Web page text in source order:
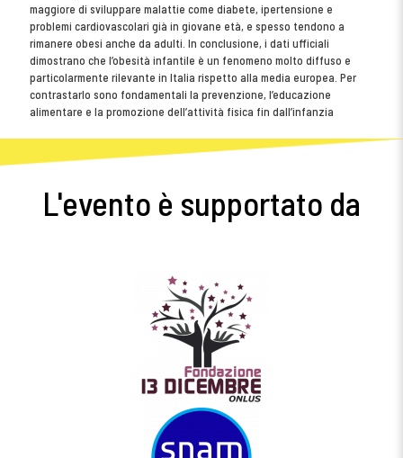
maggiore di sviluppare malattie come diabete, ipertensione e
problemi cardiovascolari già in giovane età, e spesso tendono a
rimanere obesi anche da adulti. In conclusione, i dati ufficiali
dimostrano che l’obesità infantile è un fenomeno molto diffuso e
particolarmente rilevante in Italia rispetto alla media europea. Per
contrastarlo sono fondamentali la prevenzione, l’educazione
alimentare e la promozione dell’attività fisica fin dall’infanzia
L'evento è supportato da